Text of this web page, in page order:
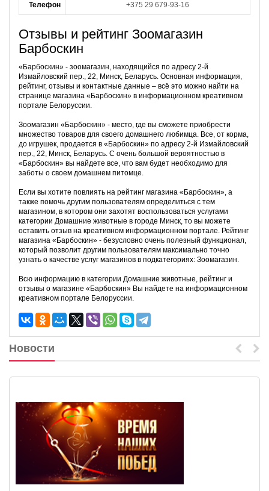
Телефон +375 29 679-93-16
Отзывы и рейтинг Зоомагазин
Барбоскин
«Барбоскин» - зоомагазин, находящийся по адресу 2-й
Измайловский пер., 22, Минск, Беларусь. Основная информация,
рейтинг, отзывы и контактные данные – всё это можно найти на
странице магазина «Барбоскин» в информационном креативном
портале Белоруссии.
Зоомагазин «Барбоскин» - место, где вы сможете приобрести
множество товаров для своего домашнего любимца. Все, от корма,
до игрушек, продается в «Барбоскин» по адресу 2-й Измайловский
пер., 22, Минск, Беларусь. С очень большой вероятностью в
«Барбоскин» вы найдете все, что вам будет необходимо для
заботы о своем домашнем питомце.
Если вы хотите повлиять на рейтинг магазина «Барбоскин», а
также помочь другим пользователям определиться с тем
магазином, в котором они захотят воспользоваться услугами
категории Домашние животные в городе Минск, то вы можете
оставить отзыв на креативном информационном портале. Рейтинг
магазина «Барбоскин» - безусловно очень полезный функционал,
который позволит другим пользователям максимально точно
узнать о качестве услуг магазинов в подкатегориях: Зоомагазин.
Всю информацию в категории Домашние животные, рейтинг и
отзывы о магазине «Барбоскин» Вы найдете на информационном
креативном портале Белоруссии.
Новости